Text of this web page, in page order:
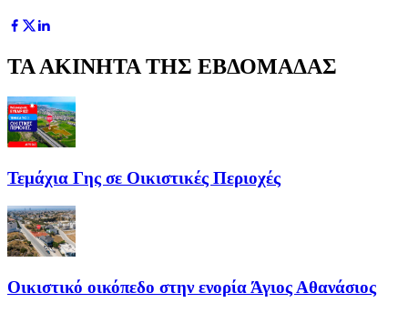
ΤΑ ΑΚΙΝΗΤΑ ΤΗΣ ΕΒΔΟΜΑΔΑΣ
Τεμάχια Γης σε Οικιστικές Περιοχές
Οικιστικό οικόπεδο στην ενορία Άγιος Αθανάσιος